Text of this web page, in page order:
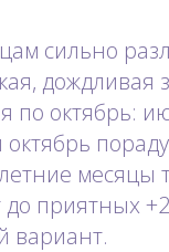
сильно
по октябрь:
октябрь
месяцы
приятных
вариант.